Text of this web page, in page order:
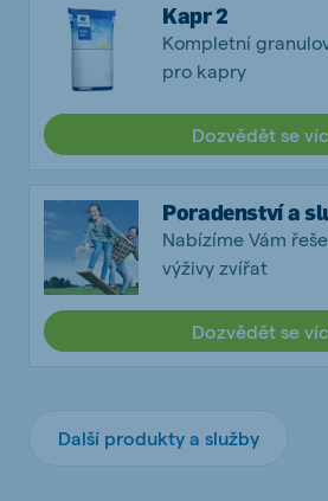
Kapr 2
Kompletní
pro kapry
Dozvědět se
Poradenství a
Nabízíme Vám
výživy zvířat
Dozvědět se
Další produkty a služby